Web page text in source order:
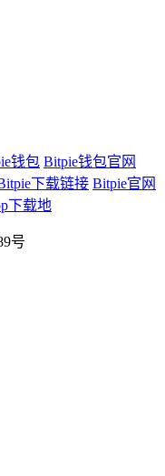
钱包 Bitpie钱包官网
下载链接 Bitpie官网
下载地
号